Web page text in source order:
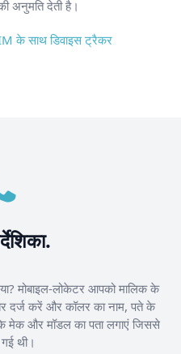
अनुमति देती है।
के साथ डिवाइस ट्रैकर
मोबाइल-लोकेटर आपको मालिक के
दर्ज करें और कॉलर का नाम, पते के
मेक और मॉडल का पता लगाएं जिससे
थी।